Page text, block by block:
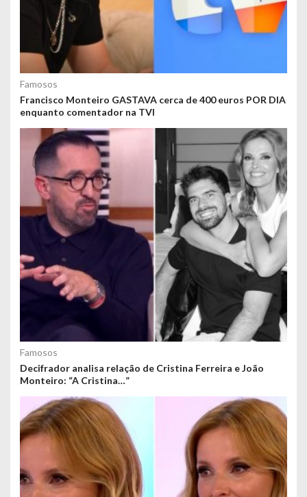
Famosos
Francisco Monteiro GASTAVA cerca de 400 euros POR DIA
enquanto comentador na TVI
Famosos
Decifrador analisa relação de Cristina Ferreira e João
Monteiro: “A Cristina…”